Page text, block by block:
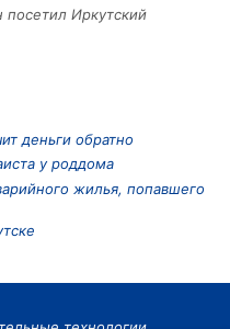
посетил Иркутский
деньги обратно
у роддома
жилья, попавшего